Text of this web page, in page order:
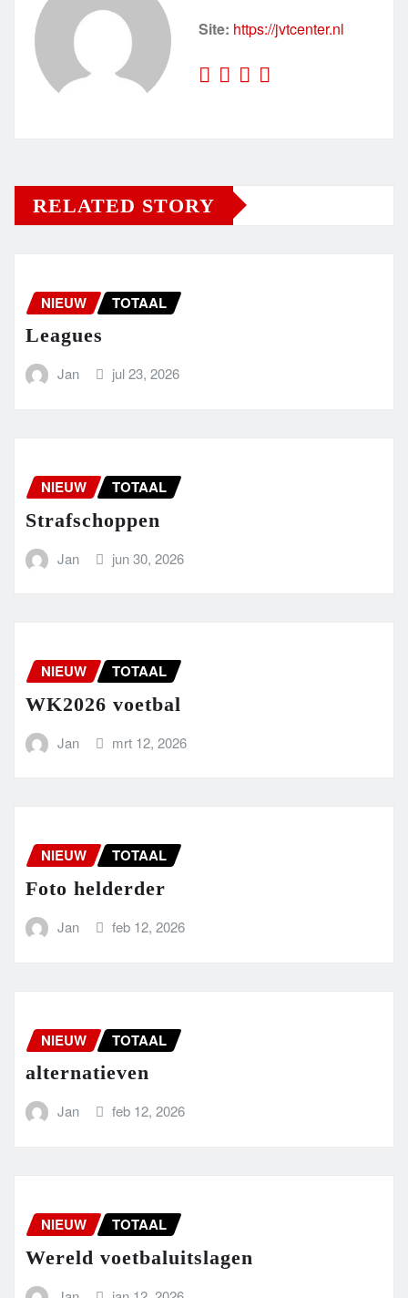
Site: https://jvtcenter.nl
RELATED STORY
NIEUW TOTAAL
Leagues
Jan jul 23, 2026
NIEUW TOTAAL
Strafschoppen
Jan jun 30, 2026
NIEUW TOTAAL
WK2026 voetbal
Jan mrt 12, 2026
NIEUW TOTAAL
Foto helderder
Jan feb 12, 2026
NIEUW TOTAAL
alternatieven
Jan feb 12, 2026
NIEUW TOTAAL
Wereld voetbaluitslagen